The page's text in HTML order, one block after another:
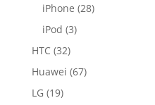
iPhone (28)
iPod (3)
HTC (32)
Huawei (67)
LG (19)